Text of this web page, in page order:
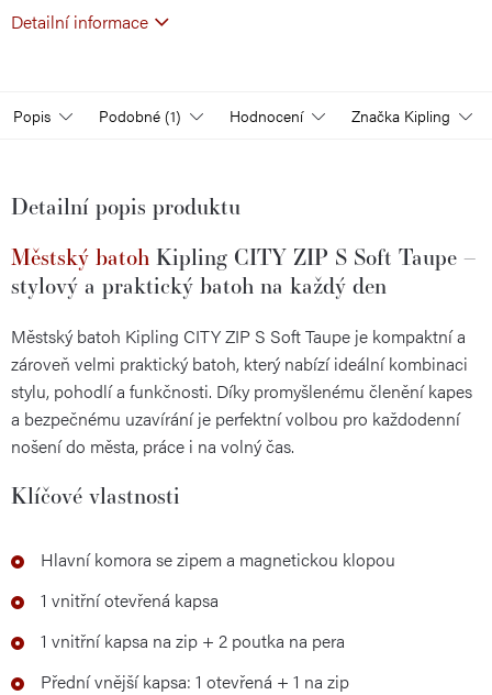
Detailní informace
Popis Podobné (1) Hodnocení Značka Kipling
Detailní popis produktu
Městský batoh Kipling CITY ZIP S Soft Taupe –
stylový a praktický batoh na každý den
Městský batoh Kipling CITY ZIP S Soft Taupe je kompaktní a
zároveň velmi praktický batoh, který nabízí ideální kombinaci
stylu, pohodlí a funkčnosti. Díky promyšlenému členění kapes
a bezpečnému uzavírání je perfektní volbou pro každodenní
nošení do města, práce i na volný čas.
Klíčové vlastnosti
Hlavní komora se zipem a magnetickou klopou
1 vnitřní otevřená kapsa
1 vnitřní kapsa na zip + 2 poutka na pera
Přední vnější kapsa: 1 otevřená + 1 na zip